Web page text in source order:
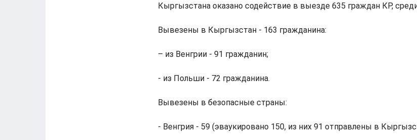
Кыргызстана оказано содействие в выезде 635 граждан КР,
Вывезены в Кыргызстан - 163 гражданина:
– из Венгрии - 91 гражданин;
- из Польши - 72 гражданина.
Вывезены в безопасные страны:
- Венгрия - 59 (эваукировано 150, из них 91 отправлены в